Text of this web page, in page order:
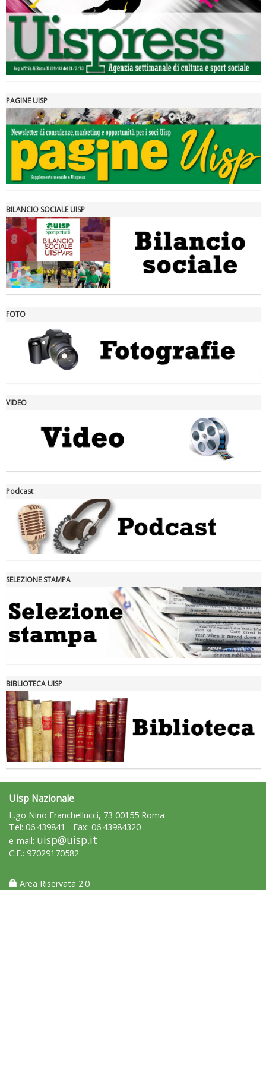
Tiziano Pesce a Radio InBlu2000 traccia il bilancio della stagione
Ddl Lobby, Uisp: “Il Parlamento valorizzi le nostre specificità"
Tiziano Pesce nel Cda di Fondazione Terzjus: prima riunione a
PAGINE UISP
BILANCIO SOCIALE UISP
FOTO
VIDEO
Podcast
SELEZIONE STAMPA
BIBLIOTECA UISP
Uisp Nazionale
L.go Nino Franchellucci, 73 00155 Roma
Tel: 06.439841 - Fax: 06.43984320
e-mail: uisp@uisp.it
C.F.: 97029170582
Area Riservata 2.0